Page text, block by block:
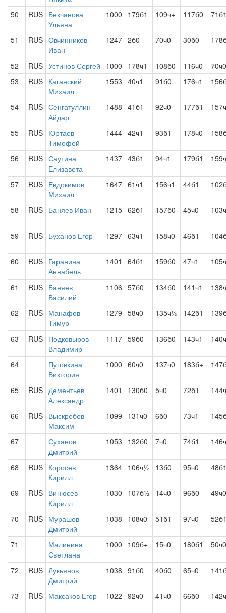
50
RUS Бекчанова
Ульяна
1000 179б1 109ч+ 117б0
51 RUS Овчинников
Иван
1247 2б0 70ч0 30б0
52 RUS Устинов Сергей 1000 178ч1 108б0 116ч0
70ч0
53
RUS Каганский
Михаил
1553 40ч1 91б0 176ч1
54 RUS Сенгатуллин
Айдар
1488 41б1 92ч0 177б1
55 RUS Юртаев
Тимофей
1444 42ч1 93б1 178ч0
56 RUS Саутина
Елизавета
1437 43б1 94ч1 179б1
57 RUS Евдокимов
Михаил
1647 61ч1 156ч1 44б1
58 RUS Баняев Иван 1215 62б1 157б0 45ч0
59 RUS Буханов Егор 1297 63ч1 158ч0 46б1
60 RUS Гаранина
Аннабель
1401 64б1 159б0 47ч1
61 RUS Баняев
Василий
1106 57б0 134б0 141ч1
62 RUS Манафов
Тимур
1279 58ч0 135ч½ 142б1
63 RUS Подковыров
Владимир
1117 59б0 136б0 143ч1
64
Пуговкина
Виктория
1000 60ч0 137ч0 183б+
65 RUS Дементьев
Александр
1401 130б0 5ч0 72б1
66 RUS Выскребов
Максим
1099 131ч0 6б0 73ч1
67
Суханов
Дмитрий
1053 132б0 7ч0 74б1
68 RUS Коросев
Кирилл
1364 106ч½ 13б0 95ч0
69 RUS Винюсев
Кирилл
1030 107б½ 14ч0 96б0 49ч0
70 RUS Мурашов
Дмитрий
1038 108ч0 51б1 97ч0
71
Малинина
Светлана
1000 109б+ 15ч0 180б1 50ч0
72 RUS Лукьянов
Дмитрий
1038 91б0 40б0 65ч0
73 RUS Максаков Егор 1022 92ч0 41ч0 66б0